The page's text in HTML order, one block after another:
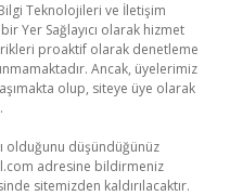
Teknolojileri ve İletişim
Yer Sağlayıcı olarak hizmet
proaktif olarak denetleme
Ancak, üyelerimiz
olup, siteye üye olarak
olduğunu düşündüğünüz
adresine bildirmeniz
sitemizden kaldırılacaktır.